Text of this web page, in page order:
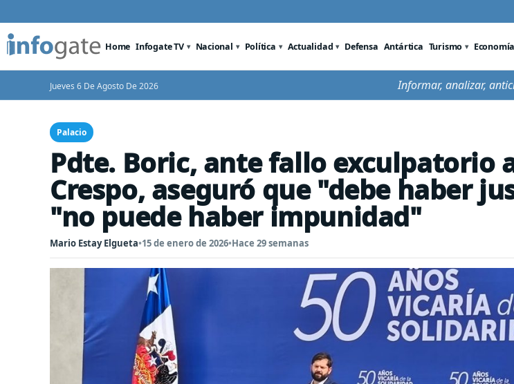
Home Infogate TV Nacional Política Actualidad Defensa Antártica Turismo Economía
Jueves 6 De Agosto De 2026 Informar, analizar,
Palacio
Pdte. Boric, ante fallo exculpatorio
Crespo, aseguró que "debe haber
"no puede haber impunidad"
Mario Estay Elgueta•15 de enero de 2026•Hace 29 semanas